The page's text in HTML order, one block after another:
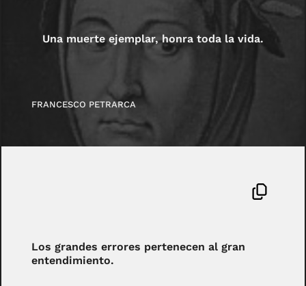
Una muerte ejemplar, honra toda la vida.
FRANCESCO PETRARCA
Los grandes errores pertenecen al gran
entendimiento.